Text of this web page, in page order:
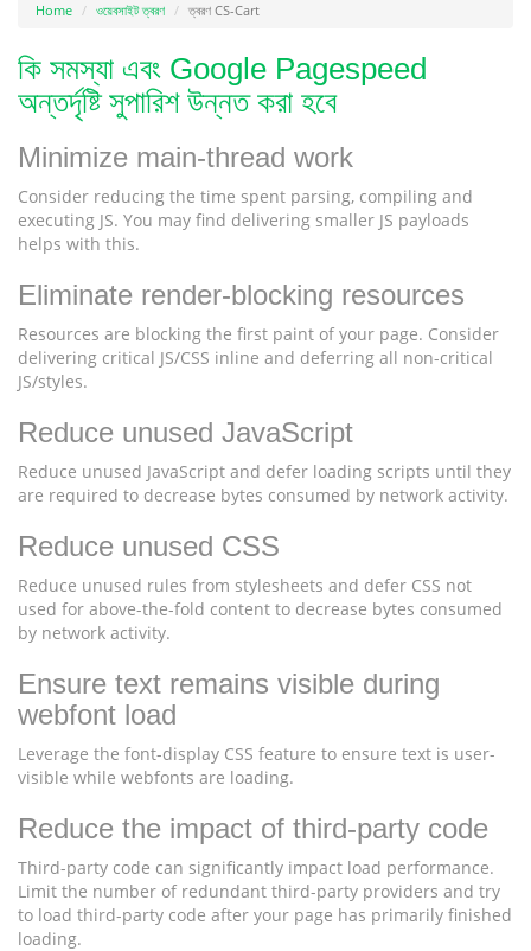
Home ওয়েবসাইট ত্বরণ ত্বরণ CS-Cart
কি সমস্যা এবং Google Pagespeed
অন্তর্দৃষ্টি সুপারিশ উন্নত করা হবে
Minimize main-thread work
Consider reducing the time spent parsing, compiling and
executing JS. You may find delivering smaller JS payloads
helps with this.
Eliminate render-blocking resources
Resources are blocking the first paint of your page. Consider
delivering critical JS/CSS inline and deferring all non-critical
JS/styles.
Reduce unused JavaScript
Reduce unused JavaScript and defer loading scripts until they
are required to decrease bytes consumed by network activity.
Reduce unused CSS
Reduce unused rules from stylesheets and defer CSS not
used for above-the-fold content to decrease bytes consumed
by network activity.
Ensure text remains visible during
webfont load
Leverage the font-display CSS feature to ensure text is user-
visible while webfonts are loading.
Reduce the impact of third-party code
Third-party code can significantly impact load performance.
Limit the number of redundant third-party providers and try
to load third-party code after your page has primarily finished
loading.